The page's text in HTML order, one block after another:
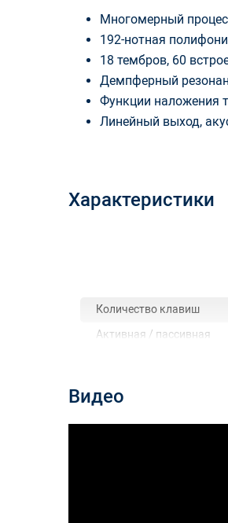
Многомерный
192-нотная
18 тембров, 60
Демпферный
Функции наложения
Линейный выход,
Характеристики
Количество клавиш
Активная / пассивная
Дополнительная
Видео